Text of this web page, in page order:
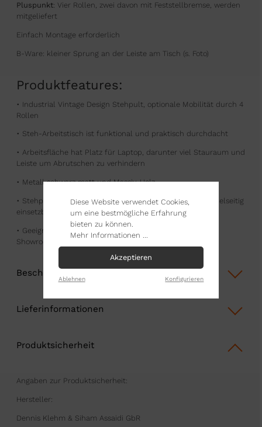
Pluspunkt: Vier Rollen, zwei davon mit Feststellbremse, werden
mitgeliefert
Einfach Montage erforderlich
B-Ware: kleiner Sprung an der Leiste am Tisch (s. Foto)
Produktfeatures:
• Industrial Vintage Design Stehpult, optionale Mobilität durch 4
Rollen
• Steh-Arbeitstisch ist funktional und praktisch durchdacht
• Arbeitsfläche hat Platz für Laptop, darunter viel Stauraum und
Leiste um Abrutschen zu verhindern
• Metall schwarz matt und Massiv-Holz
• Stehpult ist multifunktional, stabil, massiv, mobil und vielseitig
einsetzbar
• Geeignet für Zuhause, Homeoffice, Co-Working, Büro,
Showroom und Gastronomie
Beschreibung
Lieferinformationen
Produktsicherheit
Angaben zur Produktsicherheit:
Hersteller:
Dennis Klehm & Siham Assaidi GbR
Diese Website verwendet Cookies,
um eine bestmögliche Erfahrung
bieten zu können.
Mehr Informationen ...
Akzeptieren
Ablehnen Konfigurieren